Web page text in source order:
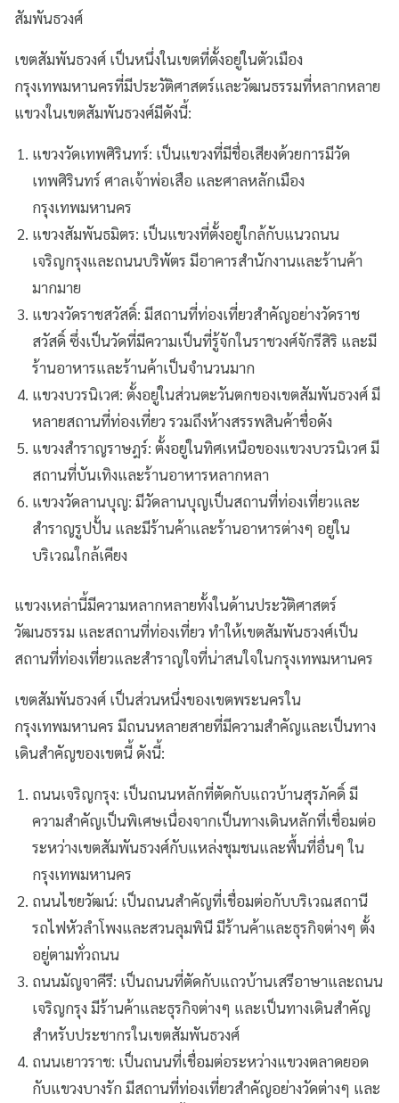
สัมพันธวงศ์
เขตสัมพันธวงศ์ เป็นหนึ่งในเขตที่ตั้งอยู่ในตัวเมือง
กรุงเทพมหานครที่มีประวัติศาสตร์และวัฒนธรรมที่หลากหลาย
แขวงในเขตสัมพันธวงศ์มีดังนี้:
แขวงวัดเทพศิรินทร์: เป็นแขวงที่มีชื่อเสียงด้วยการมีวัด
เทพศิรินทร์ ศาลเจ้าพ่อเสือ และศาลหลักเมือง
กรุงเทพมหานคร
แขวงสัมพันธมิตร: เป็นแขวงที่ตั้งอยู่ใกล้กับแนวถนน
เจริญกรุงและถนนบริพัตร มีอาคารสำนักงานและร้านค้า
มากมาย
แขวงวัดราชสวัสดิ์: มีสถานที่ท่องเที่ยวสำคัญอย่างวัดราช
สวัสดิ์ ซึ่งเป็นวัดที่มีความเป็นที่รู้จักในราชวงศ์จักรีสิริ และมี
ร้านอาหารและร้านค้าเป็นจำนวนมาก
แขวงบวรนิเวศ: ตั้งอยู่ในส่วนตะวันตกของเขตสัมพันธวงศ์ มี
หลายสถานที่ท่องเที่ยว รวมถึงห้างสรรพสินค้าชื่อดัง
แขวงสำราญราษฎร์: ตั้งอยู่ในทิศเหนือของแขวงบวรนิเวศ มี
สถานที่บันเทิงและร้านอาหารหลากหลา
แขวงวัดลานบุญ: มีวัดลานบุญเป็นสถานที่ท่องเที่ยวและ
สำราญรูปปั้น และมีร้านค้าและร้านอาหารต่างๆ อยู่ใน
บริเวณใกล้เคียง
แขวงเหล่านี้มีความหลากหลายทั้งในด้านประวัติศาสตร์
วัฒนธรรม และสถานที่ท่องเที่ยว ทำให้เขตสัมพันธวงศ์เป็น
สถานที่ท่องเที่ยวและสำราญใจที่น่าสนใจในกรุงเทพมหานคร
เขตสัมพันธวงศ์ เป็นส่วนหนึ่งของเขตพระนครใน
กรุงเทพมหานคร มีถนนหลายสายที่มีความสำคัญและเป็นทาง
เดินสำคัญของเขตนี้ ดังนี้:
ถนนเจริญกรุง: เป็นถนนหลักที่ตัดกับแถวบ้านสุรภัคดิ์ มี
ความสำคัญเป็นพิเศษเนื่องจากเป็นทางเดินหลักที่เชื่อมต่อ
ระหว่างเขตสัมพันธวงศ์กับแหล่งชุมชนและพื้นที่อื่นๆ ใน
กรุงเทพมหานคร
ถนนไชยวัฒน์: เป็นถนนสำคัญที่เชื่อมต่อกับบริเวณสถานี
รถไฟหัวลำโพงและสวนลุมพินี มีร้านค้าและธุรกิจต่างๆ ตั้ง
อยู่ตามทั่วถนน
ถนนมัญจาคีรี: เป็นถนนที่ตัดกับแถวบ้านเสรีอาษาและถนน
เจริญกรุง มีร้านค้าและธุรกิจต่างๆ และเป็นทางเดินสำคัญ
สำหรับประชากรในเขตสัมพันธวงศ์
ถนนเยาวราช: เป็นถนนที่เชื่อมต่อระหว่างแขวงตลาดยอด
กับแขวงบางรัก มีสถานที่ท่องเที่ยวสำคัญอย่างวัดต่างๆ และ